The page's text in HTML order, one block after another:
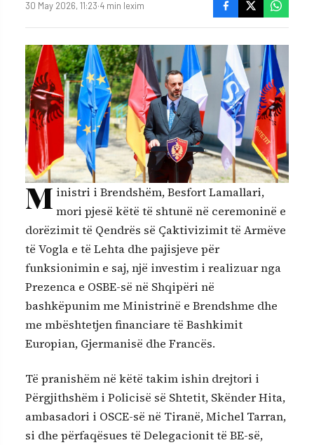
30 May 2026, 11:23·4 min lexim
M inistri i Brendshëm, Besfort Lamallari,
mori pjesë këtë të shtunë në ceremoninë e
dorëzimit të Qendrës së Çaktivizimit të Armëve
të Vogla e të Lehta dhe pajisjeve për
funksionimin e saj, një investim i realizuar nga
Prezenca e OSBE-së në Shqipëri në
bashkëpunim me Ministrinë e Brendshme dhe
me mbështetjen financiare të Bashkimit
Europian, Gjermanisë dhe Francës.
Të pranishëm në këtë takim ishin drejtori i
Përgjithshëm i Policisë së Shtetit, Skënder Hita,
ambasadori i OSCE-së në Tiranë, Michel Tarran,
si dhe përfaqësues të Delegacionit të BE-së,